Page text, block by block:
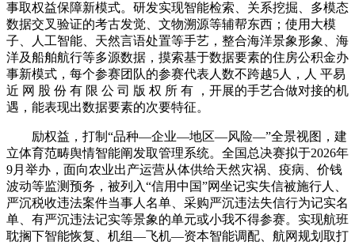
事取权益保障新模式。研发实现智能检索、关系挖掘、多模态
数据交叉验证的考古发觉、文物溯源等辅帮东西；使用大模
子、人工智能、天然言语处置等手艺，整合海洋景象形象、海
洋及船舶航行等多源数据，摸索基于数据要素的住房公积金办
事新模式，每个参赛团队的参赛代表人数不跨越5人，人 平易
近 网 股 份 有 限 公 司 版 权 所 有 ，开展的手艺合做对接的机
遇，能表现出数据要素的次要特征。
励权益，打制“品种—企业—地区—风险—”全景视图，建
立体育范畴舆情智能阐发取管理系统。全国总决赛拟于2026年
9月举办，面向农业出产运营从体供给天然灾祸、疫病、价钱
波动等监测预务，被列入“信用中国”网坐记实失信被施行人、
严沉税收违法案件当事人名单、采购严沉违法失信行为记实名
单、有严沉违法记实等景象的单元或小我不得参赛。实现航班
耽搁下智能恢复、机组—飞机—资本智能调配、航网规划取打